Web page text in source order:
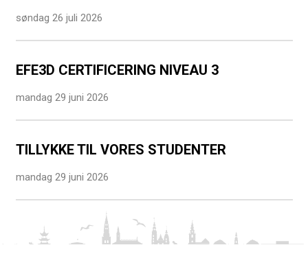
søndag 26 juli 2026
EFE3D CERTIFICERING NIVEAU 3
mandag 29 juni 2026
TILLYKKE TIL VORES STUDENTER
mandag 29 juni 2026